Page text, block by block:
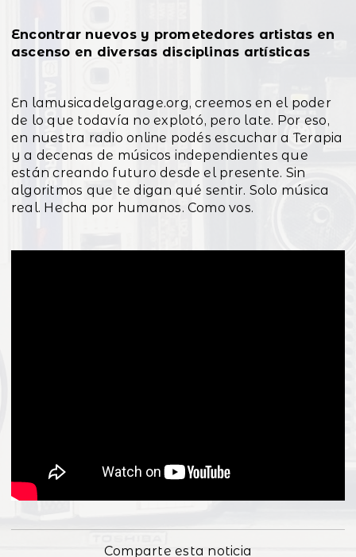
Encontrar nuevos y prometedores artistas en
ascenso en diversas disciplinas artísticas
En lamusicadelgarage.org, creemos en el poder
de lo que todavía no explotó, pero late. Por eso,
en nuestra radio online podés escuchar a Terapia
y a decenas de músicos independientes que
están creando futuro desde el presente. Sin
algoritmos que te digan qué sentir. Solo música
real. Hecha por humanos. Como vos.
Comparte esta noticia